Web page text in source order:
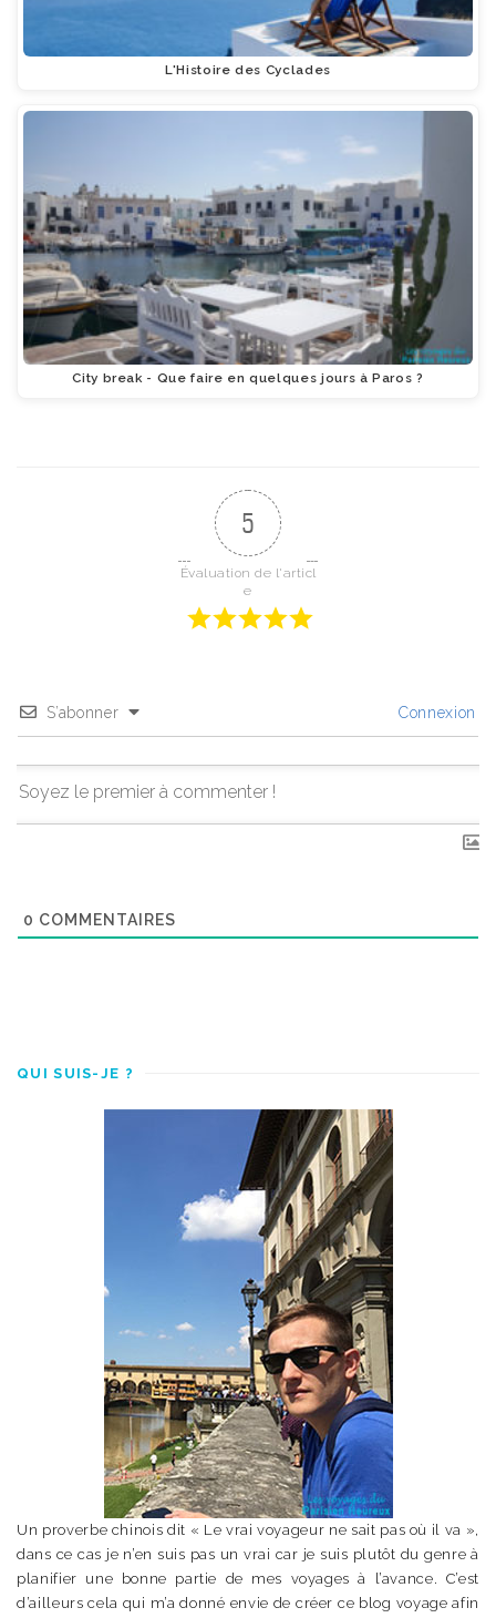
L'Histoire des Cyclades
City break - Que faire en quelques jours à Paros ?
5
Évaluation de l'articl
e
S’abonner Connexion
0 COMMENTAIRES
QUI SUIS-JE ?
Un proverbe chinois dit « Le vrai voyageur ne sait pas où il va »,
dans ce cas je n’en suis pas un vrai car je suis plutôt du genre à
planifier une bonne partie de mes voyages à l’avance. C’est
d’ailleurs cela qui m’a donné envie de créer ce blog voyage afin